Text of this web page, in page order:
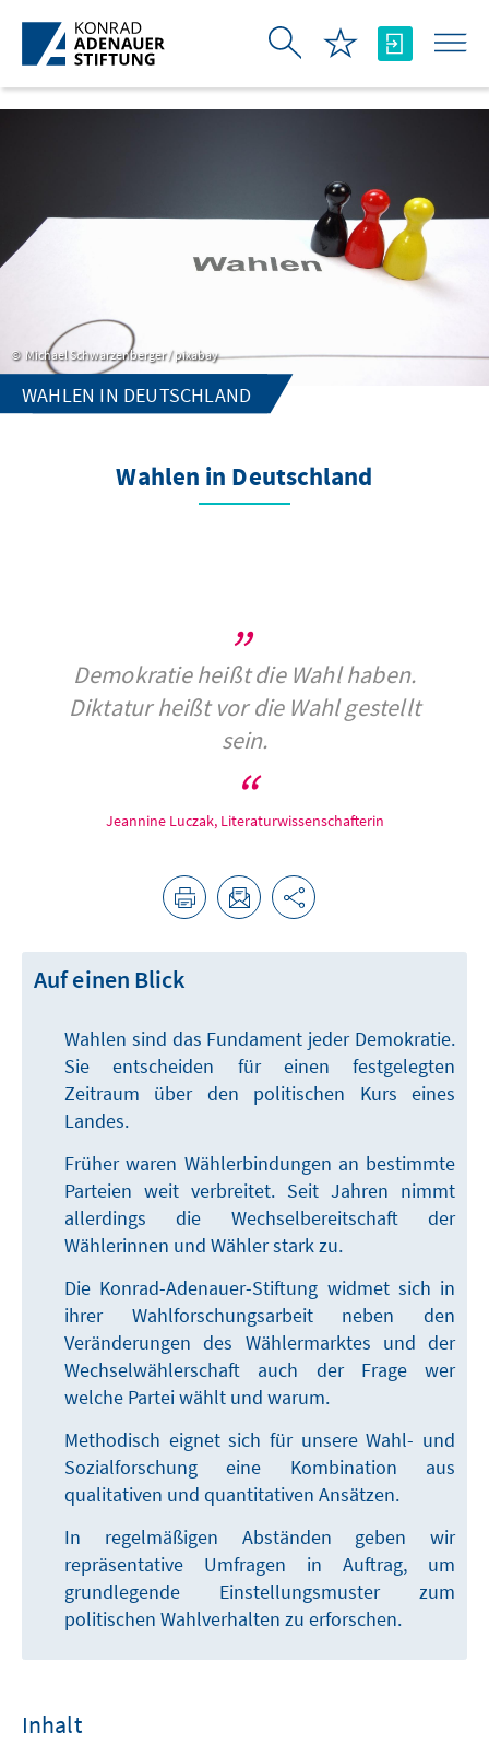
Skip to Main Content
Michael Schwarzenberger / pixabay
WAHLEN IN DEUTSCHLAND
Wahlen in Deutschland
Demokratie heißt die Wahl haben.
Diktatur heißt vor die Wahl gestellt
sein.
Jeannine Luczak, Literaturwissenschafterin
Auf einen Blick
Wahlen sind das Fundament jeder Demokratie.
Sie entscheiden für einen festgelegten
Zeitraum über den politischen Kurs eines
Landes.
Früher waren Wählerbindungen an bestimmte
Parteien weit verbreitet. Seit Jahren nimmt
allerdings die Wechselbereitschaft der
Wählerinnen und Wähler stark zu.
Die Konrad-Adenauer-Stiftung widmet sich in
ihrer Wahlforschungsarbeit neben den
Veränderungen des Wählermarktes und der
Wechselwählerschaft auch der Frage wer
welche Partei wählt und warum.
Methodisch eignet sich für unsere Wahl- und
Sozialforschung eine Kombination aus
qualitativen und quantitativen Ansätzen.
In regelmäßigen Abständen geben wir
repräsentative Umfragen in Auftrag, um
grundlegende Einstellungsmuster zum
politischen Wahlverhalten zu erforschen.
Inhalt